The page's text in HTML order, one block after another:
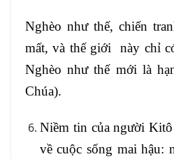
Nghèo như thế, chiến
mất, và thế giới này chỉ
Nghèo như thế mới là
Chúa).
Niềm tin của người
về cuộc sống mai hậu: